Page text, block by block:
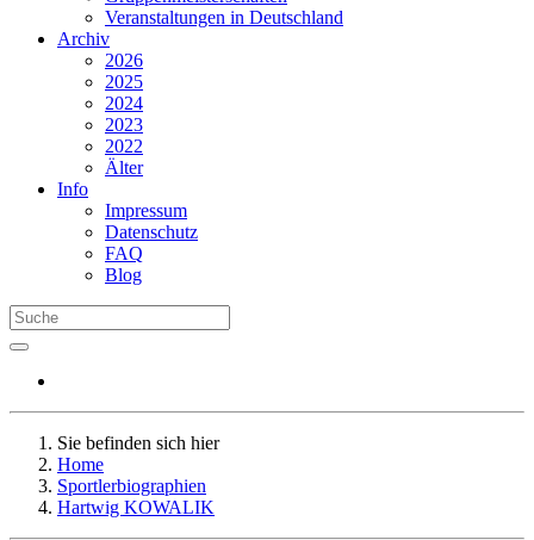
Veranstaltungen in Deutschland
Archiv
2026
2025
2024
2023
2022
Älter
Info
Impressum
Datenschutz
FAQ
Blog
Sie befinden sich hier
Home
Sportlerbiographien
Hartwig KOWALIK